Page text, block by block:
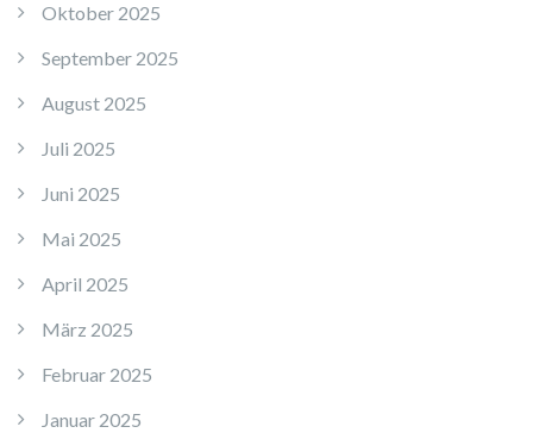
Oktober 2025
September 2025
August 2025
Juli 2025
Juni 2025
Mai 2025
April 2025
März 2025
Februar 2025
Januar 2025